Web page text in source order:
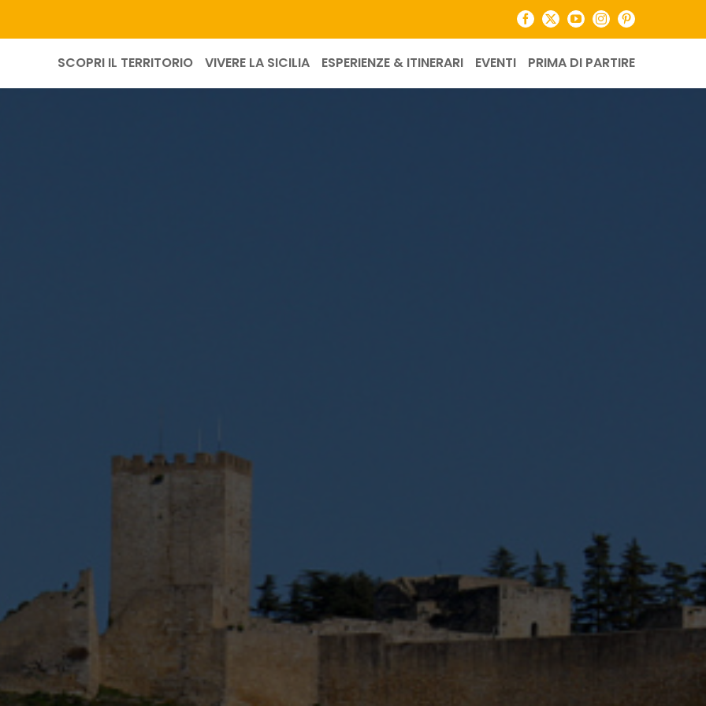
Facebook
X YouTubeInstagramPinterest
SCOPRI IL TERRITORIO VIVERE LA SICILIA ESPERIENZE & ITINERARI EVENTI PRIMA DI PARTIRE